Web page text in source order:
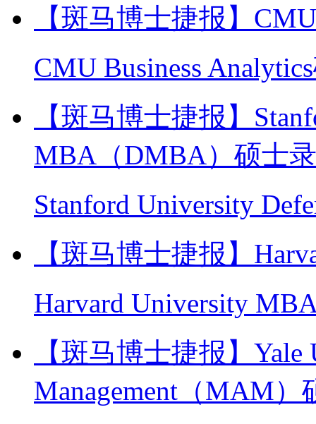
【斑马博士捷报】
CMU Business
【斑马博士捷报】
MBA（DMBA）硕士
Stanford University
【斑马博士捷报】
Harvard University
【斑马博士捷报】
Management（MAM）